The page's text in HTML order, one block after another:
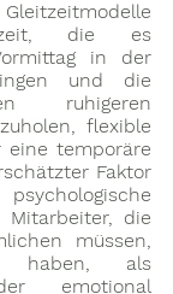
die es
in der
und die
ruhigeren
flexible
eine temporäre
Faktor
Mitarbeiter, die
müssen,
haben, als
emotional